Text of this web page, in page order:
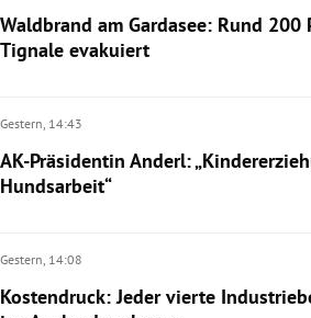
Waldbrand am Gardasee: Rund 200
Tignale evakuiert
Gestern, 14:43
AK-Präsidentin Anderl:
Hundsarbeit“
Gestern, 14:08
Kostendruck: Jeder vierte